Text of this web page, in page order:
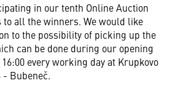
in our tenth Online Auction
all the winners. We would like
to the possibility of picking up the
can be done during our opening
every working day at Krupkovo
- Bubeneč.